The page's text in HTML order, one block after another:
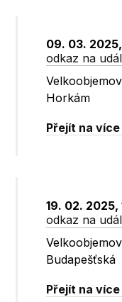
09. 03.
odkaz na
Horkám
Přejít na
19. 02.
odkaz na
Budapešťská
Přejít na